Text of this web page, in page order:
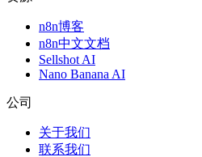
n8n博客
n8n中文文档
Sellshot AI
Nano Banana AI
公司
关于我们
联系我们